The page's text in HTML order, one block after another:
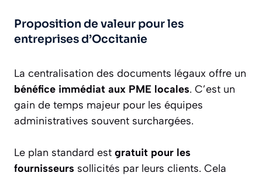
Proposition de valeur pour les
entreprises d’Occitanie
La centralisation des documents légaux offre un
bénéfice immédiat aux PME locales. C’est un
gain de temps majeur pour les équipes
administratives souvent surchargées.
Le plan standard est gratuit pour les
fournisseurs sollicités par leurs clients. Cela